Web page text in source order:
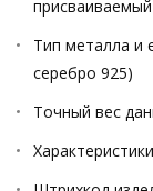
Тип металла и
серебро 925)
Точный вес